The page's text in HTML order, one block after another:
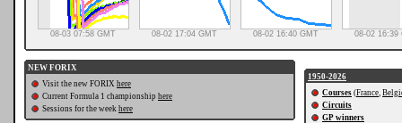
08-03 07:58 GMT 08-02 17:04 GMT 08-02 16:40 GMT 08-02 16:39
NEW FORIX
Visit the new FORIX here
Current Formula 1 championship here
Sessions for the week here
1950-2026
Courses (France,
Circuits
GP winners